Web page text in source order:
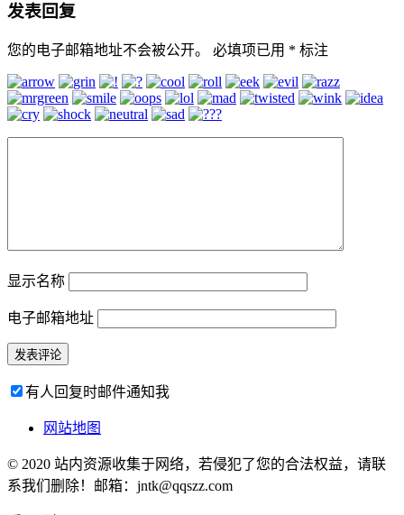
发表回复
您的电子邮箱地址不会被公开。 必填项已用 * 标注
显示名称
电子邮箱地址
有人回复时邮件通知我
网站地图
© 2020 站内资源收集于网络，若侵犯了您的合法权益，请联
系我们删除！邮箱：jntk@qqszz.com